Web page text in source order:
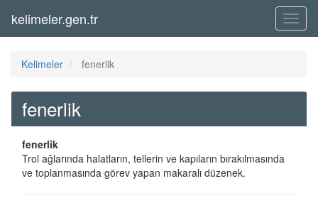
Menü
kelimeler.gen.tr
Kelimeler fenerlik
fenerlik
fenerlik
Trol ağlarında halatların, tellerin ve kapıların bırakılmasında
ve toplanmasında görev yapan makaralı düzenek.